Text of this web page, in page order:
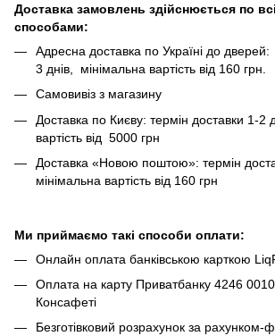
Доставка замовлень здійснюється по
способами:
Адресна доставка по Україні до
3 днів, мінімальна вартість від 160 грн.
Самовивіз з магазину
Доставка по Києву: термін доставки 1-2
вартість від 5000 грн
Доставка «Новою поштою»: термін
мінімальна вартість від 160 грн
Ми приймаємо такі способи оплати:
Онлайн оплата банківською карткою
Оплата на карту Приватбанку 4246
Консафеті
Безготівковий розрахунок за рахунком-